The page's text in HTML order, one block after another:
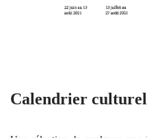
Calendrier culturel